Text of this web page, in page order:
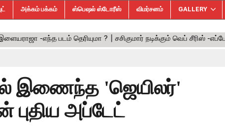
அக்கம் பக்கம் ஸ்பெஷல் ஸ்டோரீஸ் விமர்சனம் GALLERY
இணைந்த 'ஜெயிலர்'
புதிய அப்டேட்